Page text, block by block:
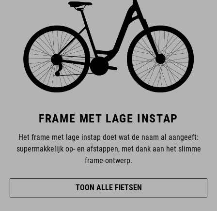
FRAME MET LAGE INSTAP
Het frame met lage instap doet wat de naam al aangeeft:
supermakkelijk op- en afstappen, met dank aan het slimme
frame-ontwerp.
TOON ALLE FIETSEN